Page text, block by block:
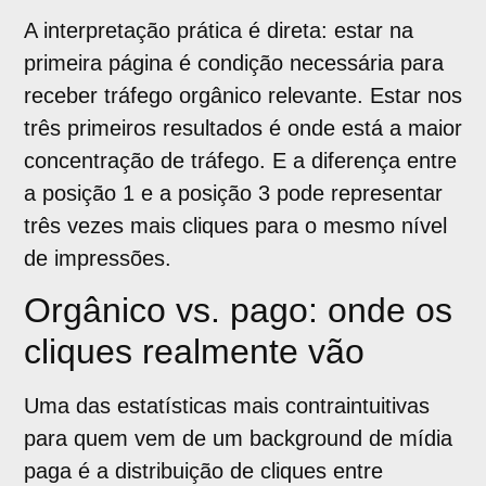
A interpretação prática é direta: estar na
primeira página é condição necessária para
receber tráfego orgânico relevante. Estar nos
três primeiros resultados é onde está a maior
concentração de tráfego. E a diferença entre
a posição 1 e a posição 3 pode representar
três vezes mais cliques para o mesmo nível
de impressões.
Orgânico vs. pago: onde os
cliques realmente vão
Uma das estatísticas mais contraintuitivas
para quem vem de um background de mídia
paga é a distribuição de cliques entre